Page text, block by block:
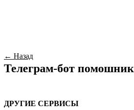
← Назад
Телеграм-бот помошник
ДРУГИЕ СЕРВИСЫ